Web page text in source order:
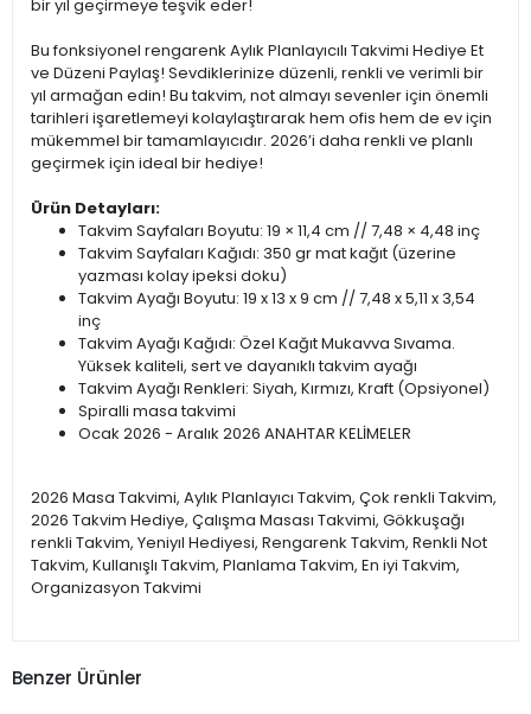
bir yıl geçirmeye teşvik eder!
Bu fonksiyonel rengarenk Aylık Planlayıcılı Takvimi Hediye Et
ve Düzeni Paylaş! Sevdiklerinize düzenli, renkli ve verimli bir
yıl armağan edin! Bu takvim, not almayı sevenler için önemli
tarihleri işaretlemeyi kolaylaştırarak hem ofis hem de ev için
mükemmel bir tamamlayıcıdır. 2026’i daha renkli ve planlı
geçirmek için ideal bir hediye!
Ürün Detayları:
Takvim Sayfaları Boyutu: 19 × 11,4 cm // 7,48 × 4,48 inç
Takvim Sayfaları Kağıdı: 350 gr mat kağıt (üzerine
yazması kolay ipeksi doku)
Takvim Ayağı Boyutu: 19 x 13 x 9 cm // 7,48 x 5,11 x 3,54
inç
Takvim Ayağı Kağıdı: Özel Kağıt Mukavva Sıvama.
Yüksek kaliteli, sert ve dayanıklı takvim ayağı
Takvim Ayağı Renkleri: Siyah, Kırmızı, Kraft (Opsiyonel)
Spiralli masa takvimi
Ocak 2026 - Aralık 2026 ANAHTAR KELİMELER
2026 Masa Takvimi, Aylık Planlayıcı Takvim, Çok renkli Takvim,
2026 Takvim Hediye, Çalışma Masası Takvimi, Gökkuşağı
renkli Takvim, Yeniyıl Hediyesi, Rengarenk Takvim, Renkli Not
Takvim, Kullanışlı Takvim, Planlama Takvim, En iyi Takvim,
Organizasyon Takvimi
Benzer Ürünler